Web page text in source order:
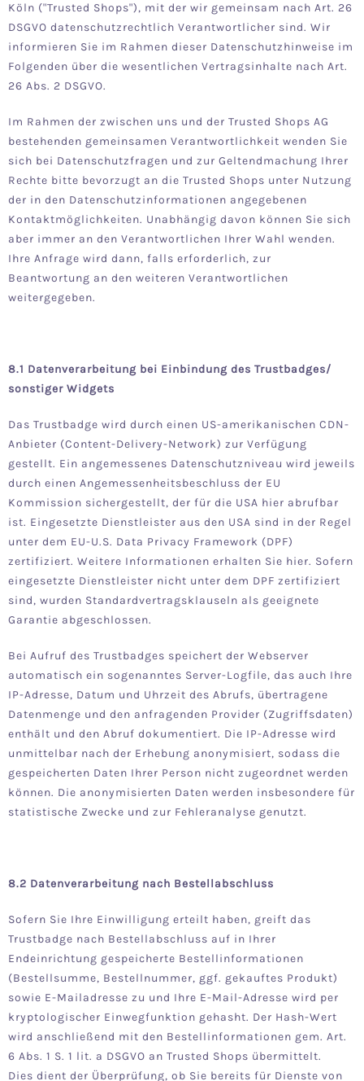
Köln ("Trusted Shops"), mit der wir gemeinsam nach Art. 26
DSGVO datenschutzrechtlich Verantwortlicher sind. Wir
informieren Sie im Rahmen dieser Datenschutzhinweise im
Folgenden über die wesentlichen Vertragsinhalte nach Art.
26 Abs. 2 DSGVO.
Im Rahmen der zwischen uns und der Trusted Shops AG
bestehenden gemeinsamen Verantwortlichkeit wenden Sie
sich bei Datenschutzfragen und zur Geltendmachung Ihrer
Rechte bitte bevorzugt an die Trusted Shops unter Nutzung
der in den Datenschutzinformationen angegebenen
Kontaktmöglichkeiten. Unabhängig davon können Sie sich
aber immer an den Verantwortlichen Ihrer Wahl wenden.
Ihre Anfrage wird dann, falls erforderlich, zur
Beantwortung an den weiteren Verantwortlichen
weitergegeben.
8.1 Datenverarbeitung bei Einbindung des Trustbadges/
sonstiger Widgets
Das Trustbadge wird durch einen US-amerikanischen CDN-
Anbieter (Content-Delivery-Network) zur Verfügung
gestellt. Ein angemessenes Datenschutzniveau wird jeweils
durch einen Angemessenheitsbeschluss der EU
Kommission sichergestellt, der für die USA hier abrufbar
ist. Eingesetzte Dienstleister aus den USA sind in der Regel
unter dem EU-U.S. Data Privacy Framework (DPF)
zertifiziert. Weitere Informationen erhalten Sie hier. Sofern
eingesetzte Dienstleister nicht unter dem DPF zertifiziert
sind, wurden Standardvertragsklauseln als geeignete
Garantie abgeschlossen.
Bei Aufruf des Trustbadges speichert der Webserver
automatisch ein sogenanntes Server-Logfile, das auch Ihre
IP-Adresse, Datum und Uhrzeit des Abrufs, übertragene
Datenmenge und den anfragenden Provider (Zugriffsdaten)
enthält und den Abruf dokumentiert. Die IP-Adresse wird
unmittelbar nach der Erhebung anonymisiert, sodass die
gespeicherten Daten Ihrer Person nicht zugeordnet werden
können. Die anonymisierten Daten werden insbesondere für
statistische Zwecke und zur Fehleranalyse genutzt.
8.2 Datenverarbeitung nach Bestellabschluss
Sofern Sie Ihre Einwilligung erteilt haben, greift das
Trustbadge nach Bestellabschluss auf in Ihrer
Endeinrichtung gespeicherte Bestellinformationen
(Bestellsumme, Bestellnummer, ggf. gekauftes Produkt)
sowie E-Mailadresse zu und Ihre E-Mail-Adresse wird per
kryptologischer Einwegfunktion gehasht. Der Hash-Wert
wird anschließend mit den Bestellinformationen gem. Art.
6 Abs. 1 S. 1 lit. a DSGVO an Trusted Shops übermittelt.
Dies dient der Überprüfung, ob Sie bereits für Dienste von